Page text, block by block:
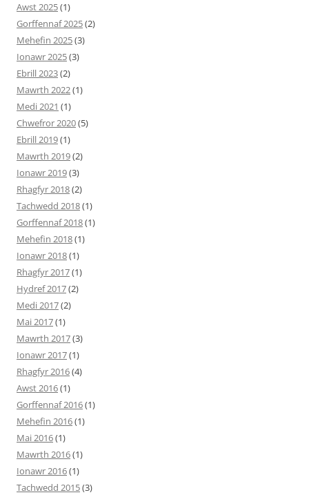
Awst 2025(1)
Gorffennaf 2025(2)
Mehefin 2025(3)
Ionawr 2025(3)
Ebrill 2023(2)
Mawrth 2022(1)
Medi 2021 (1)
Chwefror 2020(5)
Ebrill 2019(1)
Mawrth 2019(2)
Ionawr 2019(3)
Rhagfyr 2018(2)
Tachwedd 2018(1)
Gorffennaf 2018(1)
Mehefin 2018(1)
Ionawr 2018(1)
Rhagfyr 2017(1)
Hydref 2017(2)
Medi 2017(2)
Mai 2017(1)
Mawrth 2017(3)
Ionawr 2017(1)
Rhagfyr 2016(4)
Awst 2016(1)
Gorffennaf 2016(1)
Mehefin 2016(1)
Mai 2016(1)
Mawrth 2016(1)
Ionawr 2016(1)
Tachwedd 2015(3)